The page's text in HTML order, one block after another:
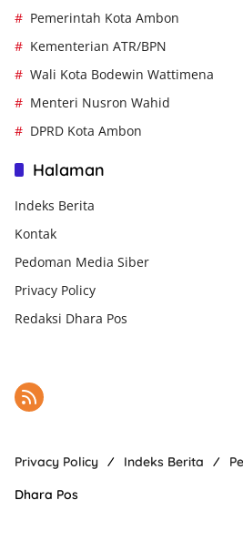
Pemerintah Kota Ambon
Kementerian ATR/BPN
Wali Kota Bodewin Wattimena
Menteri Nusron Wahid
DPRD Kota Ambon
Halaman
Indeks Berita
Kontak
Pedoman Media Siber
Privacy Policy
Redaksi Dhara Pos
Privacy Policy Indeks Berita
Dhara Pos